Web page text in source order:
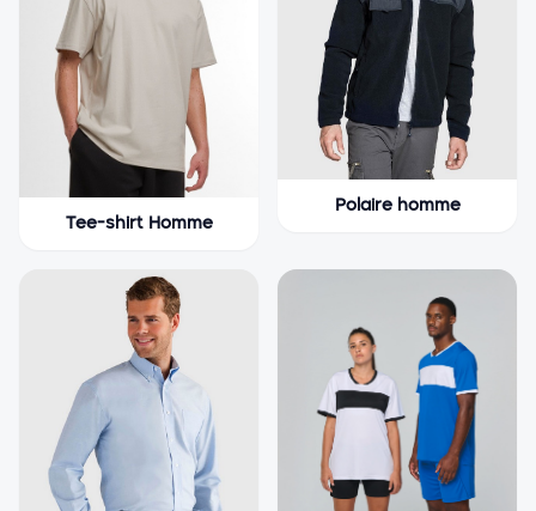
Tee-shirt Homme
Polaire homme